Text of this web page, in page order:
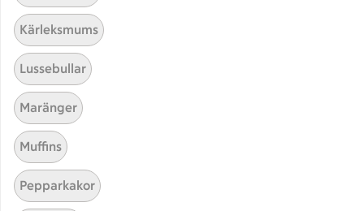
Snittar
Kärleksmums
Lussebullar
Maränger
Muffins
Pepparkakor